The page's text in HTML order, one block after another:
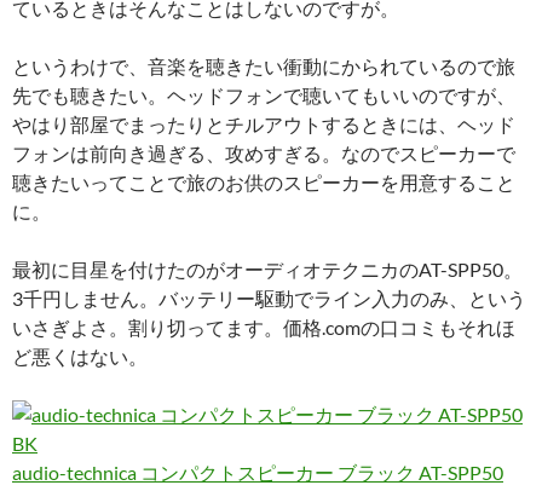
ているときはそんなことはしないのですが。
というわけで、音楽を聴きたい衝動にかられているので旅
先でも聴きたい。ヘッドフォンで聴いてもいいのですが、
やはり部屋でまったりとチルアウトするときには、ヘッド
フォンは前向き過ぎる、攻めすぎる。なのでスピーカーで
聴きたいってことで旅のお供のスピーカーを用意すること
に。
最初に目星を付けたのがオーディオテクニカのAT-SPP50。
3千円しません。バッテリー駆動でライン入力のみ、という
いさぎよさ。割り切ってます。価格.comの口コミもそれほ
ど悪くはない。
audio-technica コンパクトスピーカー ブラック AT-SPP50